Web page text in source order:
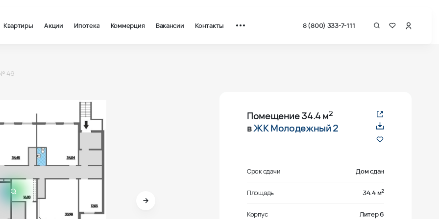
Квартиры Акции Ипотека Коммерция Вакансии Контакты 8 (800) 333-7-111
46
Помещение34.4 м2
вЖК Молодежный 2
Срок сдачи Дом сдан
Площадь 34.4 м2
Корпус Литер 6